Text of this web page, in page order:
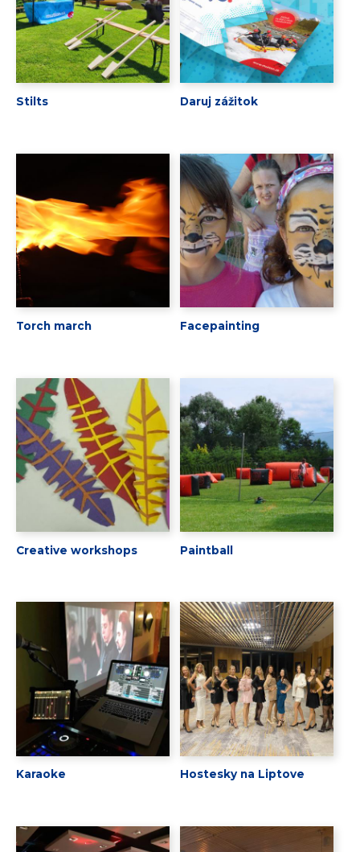
Stilts Daruj zážitok
Torch march Facepainting
Creative workshops Paintball
Karaoke Hostesky na Liptove